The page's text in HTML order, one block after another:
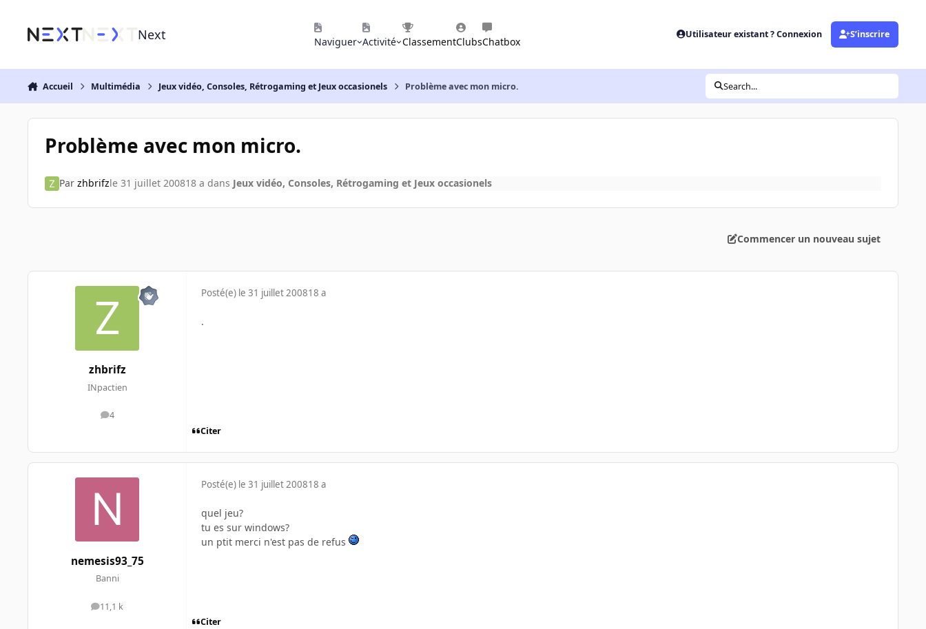
Next Naviguer Activité ClassementClubsChatbox
Utilisateur existant ? Connexion S’inscrire
Accueil Multimédia Jeux vidéo, Consoles, Rétrogaming et Jeux occasionels Problème avec mon micro. Search...
Problème avec mon micro.
Par zhbrifzle 31 juillet 200818 a dans Jeux vidéo, Consoles, Rétrogaming et Jeux occasionels
Commencer un nouveau sujet
zhbrifz
INpactien
4
messages
Posté(e) le 31 juillet 200818 a
.
Citer
nemesis93_75
Banni
11,1 k
messages
Posté(e) le 31 juillet 200818 a
quel jeu?
tu es sur windows?
un ptit merci n'est pas de refus
Citer